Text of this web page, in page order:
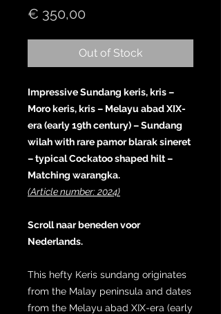
€ 350,00
Out of Stock
Impressive Sundang keris, kris –
Moro keris, kris – Melayu abad XIX-
era (early 19th century) – Sundang
wilah with rare pamor blarak sineret
– typical Cockatoo shaped hilt –
Matching warangka.
(Article number: 2024)
Scroll naar beneden voor
Nederlands.
This hefty Keris sundang originates
from the Malay peninsula and dates
from the Melayu abad XIX-era (early